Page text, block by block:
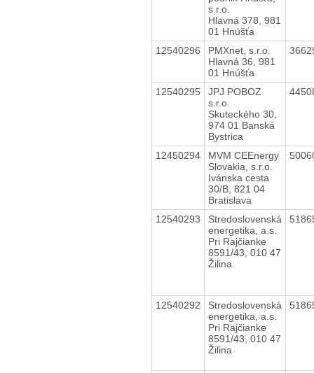
s.r.o.
Hlavná 378, 981
01 Hnúšťa
12540296
PMXnet, s.r.o.
Hlavná 36, 981
01 Hnúšťa
12540295
JPJ POBOZ
s.r.o.
Skuteckého 30,
974 01 Banská
Bystrica
12450294
MVM CEEnergy
Slovakia, s.r.o.
Ivánska cesta
30/B, 821 04
Bratislava
12540293
Stredoslovenská
energetika, a.s.
Pri Rajčianke
8591/43, 010 47
Žilina
12540292
Stredoslovenská
energetika, a.s.
Pri Rajčianke
8591/43, 010 47
Žilina